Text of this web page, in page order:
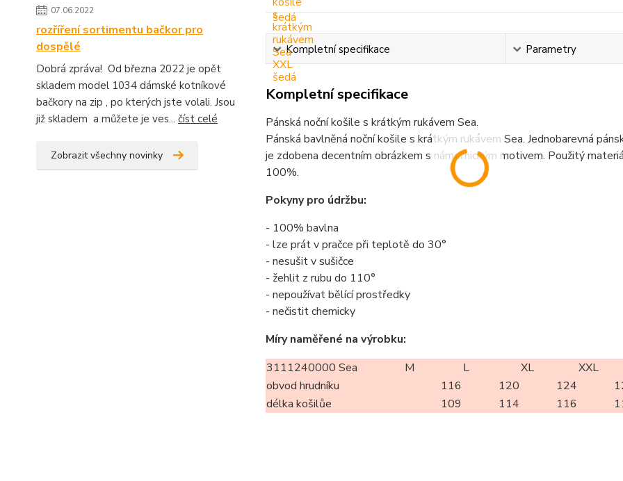
07.06.2022
rozříření sortimentu bačkor pro
dospělé
Dobrá zpráva! Od března 2022 je opět
skladem model 1034 dámské kotníkové
bačkory na zip , po kterých jste volali. Jsou
již skladem a můžete je ves... číst celé
Zobrazit všechny novinky
Kompletní specifikace Parametry
Kompletní specifikace
Pánská noční košile s krátkým rukávem Sea.
Pánská bavlněná noční košile s krátkým rukávem Sea. Jednobarevná
je zdobena decentním obrázkem s námořnickým motivem. Použitý
100%.
Pokyny pro údržbu:
- 100% bavlna
- lze prát v pračce při teplotě do 30°
- nesušit v sušičce
- žehlit z rubu do 110°
- nepoužívat bělící prostředky
- nečistit chemicky
Míry naměřené na výrobku:
3111240000 Sea
M L XL
XXL
obvod hrudníku
116 120 124
délka košilůe
109 114 116